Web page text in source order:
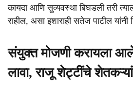
कायदा आणि सुव्यवस्था बिघडली तरी
राहील, असा इशाराही सतेज पाटील यांनी
संयुक्त मोजणी करायला
लावा, राजू शेट्टींचे